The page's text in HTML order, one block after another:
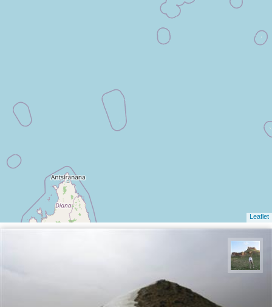
Leaflet